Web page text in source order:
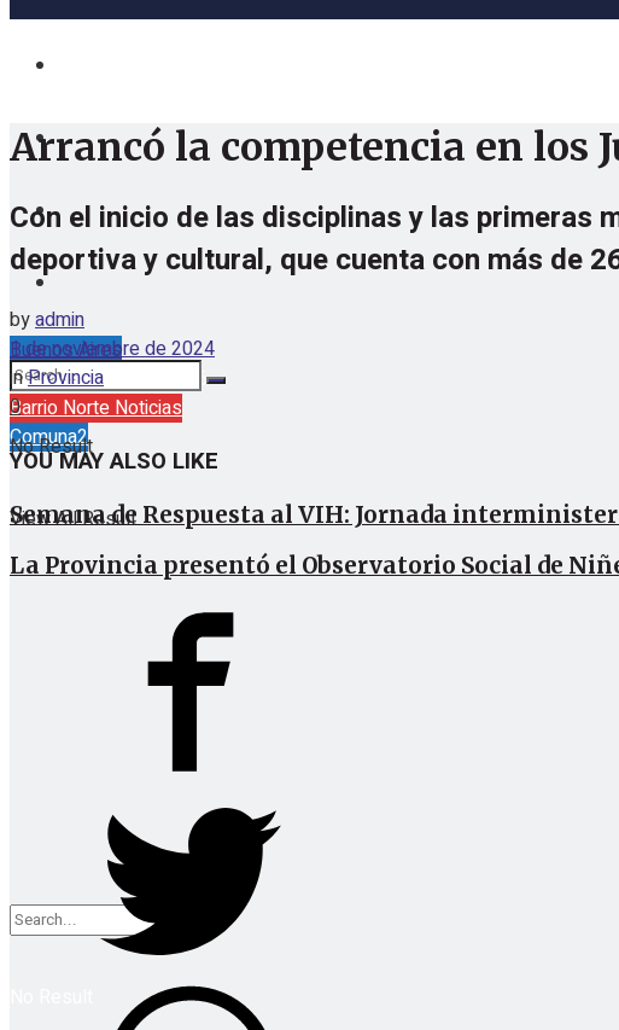
Buenos Aires
sábado, agosto 8, 2026
Barrio Norte Noticias
Comuna2
No Result
View All Result
Arrancó la competencia en los
Con el inicio de las disciplinas y las primeras
deportiva y cultural, que cuenta con más de
byadmin
1 de noviembre de 2024
inProvincia
0
YOU MAY ALSO LIKE
Semana de Respuesta al VIH: Jornada
La Provincia presentó el Observatorio Social de